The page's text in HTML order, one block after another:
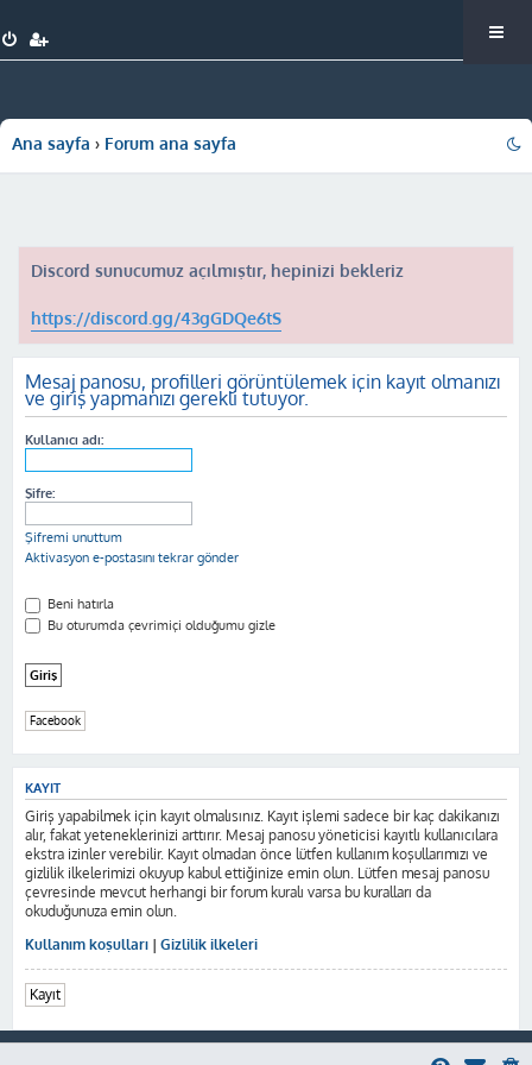
Ana sayfa Forum ana sayfa
Discord sunucumuz açılmıştır, hepinizi bekleriz
https://discord.gg/43gGDQe6tS
Mesaj panosu, profilleri görüntülemek için kayıt olmanızı
ve giriş yapmanızı gerekli tutuyor.
Kullanıcı adı:
Şifre:
Şifremi unuttum
Aktivasyon e-postasını tekrar gönder
Beni hatırla
Bu oturumda çevrimiçi olduğumu gizle
Facebook
KAYIT
Giriş yapabilmek için kayıt olmalısınız. Kayıt işlemi sadece bir kaç dakikanızı
alır, fakat yeteneklerinizi arttırır. Mesaj panosu yöneticisi kayıtlı kullanıcılara
ekstra izinler verebilir. Kayıt olmadan önce lütfen kullanım koşullarımızı ve
gizlilik ilkelerimizi okuyup kabul ettiğinize emin olun. Lütfen mesaj panosu
çevresinde mevcut herhangi bir forum kuralı varsa bu kuralları da
okuduğunuza emin olun.
Kullanım koşulları | Gizlilik ilkeleri
Kayıt